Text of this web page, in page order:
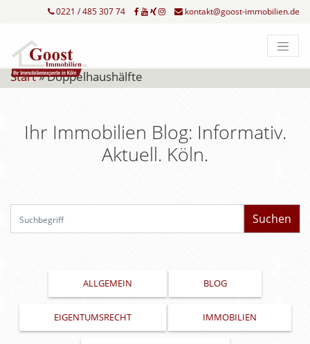
0221 / 485 307 74 kontakt@goost-immobilien.de
Start»Doppelhaushälfte
Ihr Immobilien Blog: Informativ.
Aktuell. Köln.
ALLGEMEIN BLOG
EIGENTUMSRECHT IMMOBILIEN